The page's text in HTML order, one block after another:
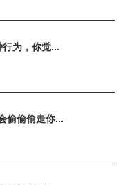
为，你觉...
偷偷偷走你...